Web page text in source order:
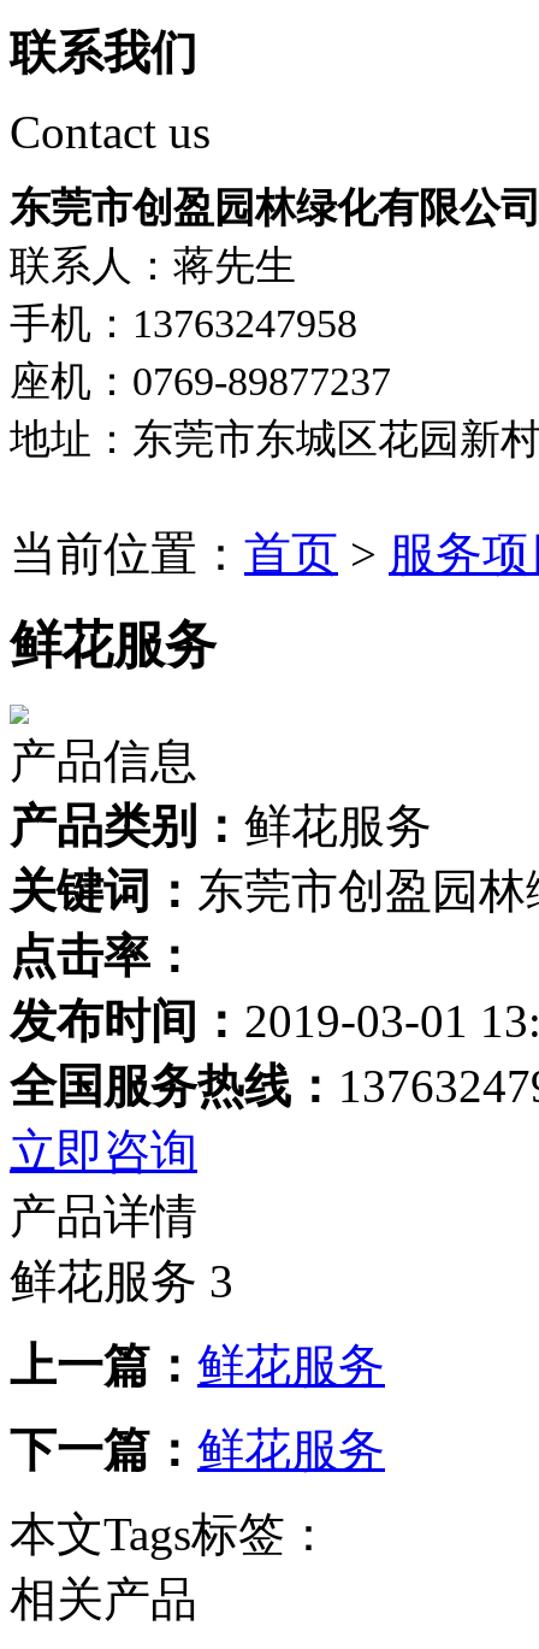
联系我们
Contact us
东莞市创盈园林绿化有限公
联系人：蒋先生
手机：13763247958
座机：0769-89877237
地址：东莞市东城区花园新
当前位置： 首页 > 服务
鲜花服务
产品信息
产品类别： 鲜花服务
关键词： 东莞市创盈园
点击率：
发布时间： 2019-03-01
全国服务热线：
立即咨询
产品详情
鲜花服务 3
上一篇： 鲜花服务
下一篇： 鲜花服务
本文Tags标签：
相关产品